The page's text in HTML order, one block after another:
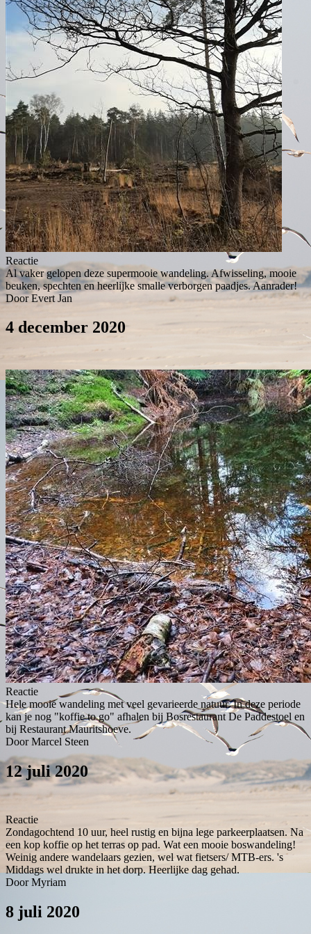
Reactie
Al vaker gelopen deze supermooie wandeling. Afwisseling, mooie
beuken, spechten en heerlijke smalle verborgen paadjes. Aanrader!
Door Evert Jan
4 december 2020
Reactie
Hele mooie wandeling met veel gevarieerde natuur. In deze periode
kan je nog "koffie to go" afhalen bij Bosrestaurant De Paddestoel en
bij Restaurant Mauritshoeve.
Door Marcel Steen
12 juli 2020
Reactie
Zondagochtend 10 uur, heel rustig en bijna lege parkeerplaatsen. Na
een kop koffie op het terras op pad. Wat een mooie boswandeling!
Weinig andere wandelaars gezien, wel wat fietsers/ MTB-ers. 's
Middags wel drukte in het dorp. Heerlijke dag gehad.
Door Myriam
8 juli 2020